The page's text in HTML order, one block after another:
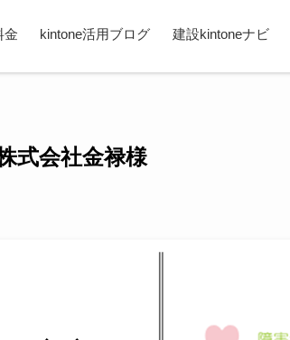
金 kintone活用ブログ 建設kintoneナビ
式会社金禄様